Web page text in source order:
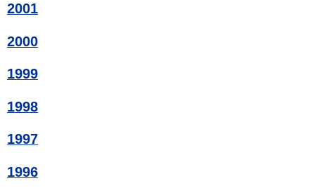
2001
2000
1999
1998
1997
1996